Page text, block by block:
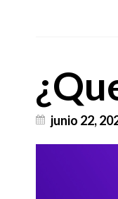
junio 22,